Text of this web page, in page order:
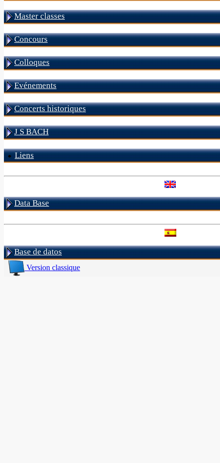
Master classes
Concours
Colloques
Evénements
Concerts historiques
J S BACH
Liens
Data Base
Base de datos
Version classique